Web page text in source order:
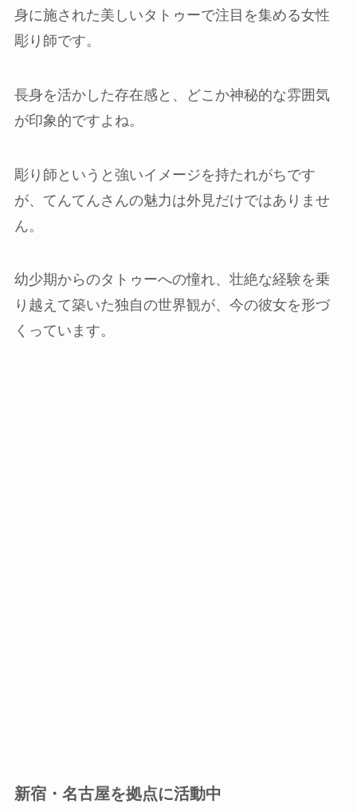
身に施された美しいタトゥーで注目を集める女性
彫り師です。
長身を活かした存在感と、どこか神秘的な雰囲気
が印象的ですよね。
彫り師というと強いイメージを持たれがちです
が、てんてんさんの魅力は外見だけではありませ
ん。
幼少期からのタトゥーへの憧れ、壮絶な経験を乗
り越えて築いた独自の世界観が、今の彼女を形づ
くっています。
新宿・名古屋を拠点に活動中